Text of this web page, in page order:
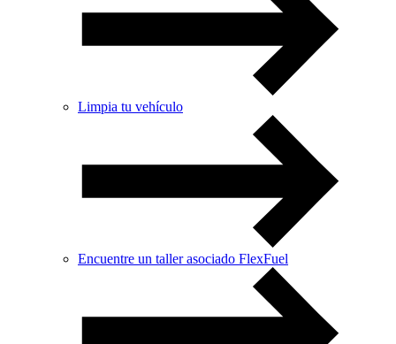
Limpia tu vehículo
Encuentre un taller asociado FlexFuel